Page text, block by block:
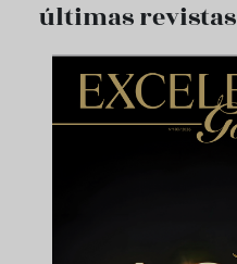
últimas revistas